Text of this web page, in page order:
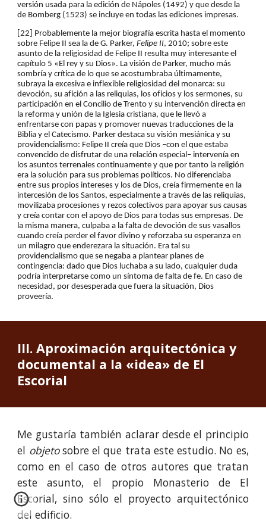
versión usada para la edición de Nápoles (1492) y que desde la
de Bomberg (1523) se incluye en todas las ediciones impresas.
[22] Probablemente la mejor biografía escrita hasta el momento
sobre Felipe II sea la de G. Parker, Felipe II, 2010; sobre este
asunto de la religiosidad de Felipe II resulta muy interesante el
capítulo 5 «El rey y su Dios». La visión de Parker, mucho más
sombría y crítica de lo que se acostumbraba últimamente,
subraya la excesiva e inflexible religiosidad del monarca: su
devoción, su afición a las reliquias, los oficios y los sermones, su
participación en el Concilio de Trento y su intervención directa en
la reforma y unión de la Iglesia cristiana, que le llevó a
enfrentarse con papas y promover nuevas traducciones de la
Biblia y el Catecismo. Parker destaca su visión mesiánica y su
providencialismo: Felipe II creía que Dios –con el que estaba
convencido de disfrutar de una relación especial– intervenía en
los asuntos terrenales continuamente y que por tanto la religión
era la solución para sus problemas políticos. No diferenciaba
entre sus propios intereses y los de Dios, creía firmemente en la
intercesión de los Santos, especialmente a través de las reliquias,
movilizaba procesiones y rezos colectivos para apoyar sus causas
y creía contar con el apoyo de Dios para todas sus empresas. De
la misma manera, culpaba a la falta de devoción de sus vasallos
cuando creía perder el favor divino y reforzaba su esperanza en
un milagro que enderezara la situación. Era tal su
providencialismo que se negaba a plantear planes de
contingencia: dado que Dios luchaba a su lado, cualquier duda
podría interpretarse como un síntoma de falta de fe. En caso de
necesidad, por desesperada que fuera la situación, Dios
proveería.
III. Aproximación arquitectónica y
documental a la «idea» de El
Escorial
Me gustaría también aclarar desde el principio
el objetosobre el que trata este estudio. No es,
como en el caso de otros autores que tratan
este asunto, el propio Monasterio de El
Escorial, sino sólo el proyecto arquitectónico
del edificio.